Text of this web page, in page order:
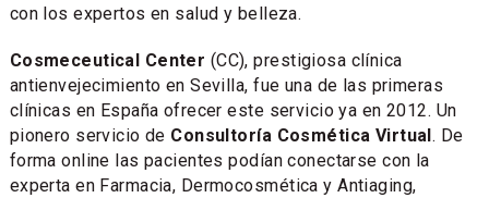
con los expertos en salud y belleza.
Cosmeceutical Center (CC), prestigiosa clínica
antienvejecimiento en Sevilla, fue una de las primeras
clínicas en España ofrecer este servicio ya en 2012. Un
pionero servicio de Consultoría Cosmética Virtual. De
forma online las pacientes podían conectarse con la
experta en Farmacia, Dermocosmética y Antiaging,